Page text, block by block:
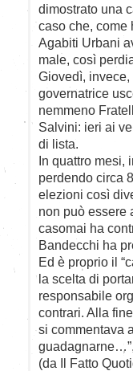
dimostrato una
caso che, come
Agabiti Urbani
male, così
Giovedì, invece,
governatrice
nemmeno
Salvini: ieri ai
di lista.
In quattro mesi,
perdendo circa
elezioni così
non può essere
casomai ha
Bandecchi ha
Ed è proprio il
la scelta di
responsabile
contrari. Alla
si commentava
(da Il Fatto